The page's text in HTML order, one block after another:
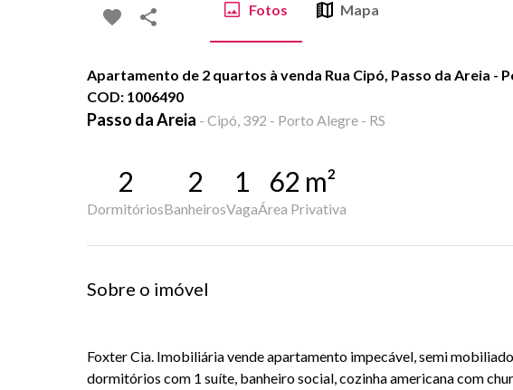
Fotos Mapa
Apartamento de 2 quartos à venda Rua Cipó, Passo da Areia -
COD: 1006490
Passo da Areia - Cipó, 392 - Porto Alegre - RS
2
Dormitórios
2
Banheiros
1
Vaga
62 m²
Área Privativa
Sobre o imóvel
Foxter Cia. Imobiliária vende apartamento impecável, semi
dormitórios com 1 suíte, banheiro social, cozinha americana com